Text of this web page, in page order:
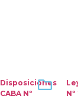
Disposiciones
CABA Nº